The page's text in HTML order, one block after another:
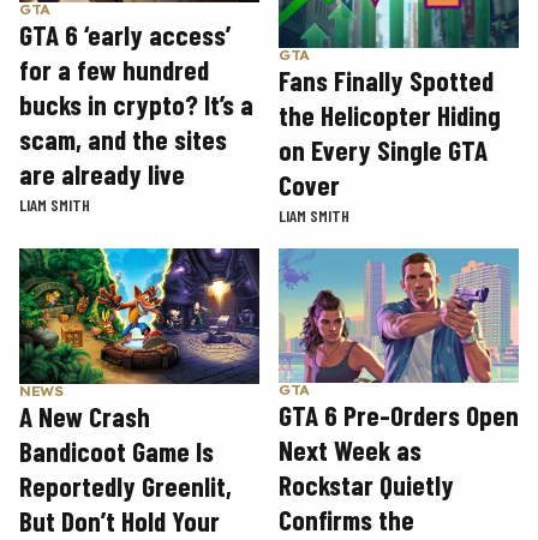
GTA
GTA 6 ‘early access’
for a few hundred
bucks in crypto? It’s a
scam, and the sites
are already live
LIAM SMITH
GTA
Fans Finally Spotted
the Helicopter Hiding
on Every Single GTA
Cover
LIAM SMITH
NEWS
A New Crash
Bandicoot Game Is
Reportedly Greenlit,
But Don’t Hold Your
GTA
GTA 6 Pre-Orders Open
Next Week as
Rockstar Quietly
Confirms the